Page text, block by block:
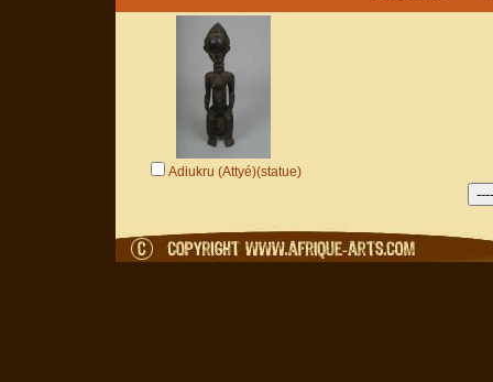
Adiukru (Attyé)(statue)